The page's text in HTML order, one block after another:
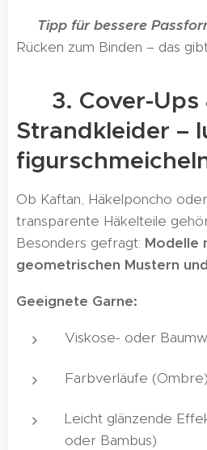
Tipp für bessere
Rücken zum Binden – das
🌊 3. Cover-Ups
Strandkleider –
Ob Kaftan, Häkelponcho
transparente Häkelteile
Besonders gefragt: Modelle
geometrischen Mustern
Geeignete Garne:
Viskose- oder
Farbverläufe (Ombre)
Leicht glänzende
oder Bambus)